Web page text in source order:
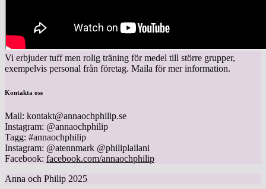
Vi erbjuder tuff men rolig träning för medel till större grupper,
exempelvis personal från företag. Maila för mer information.
Kontakta oss
Mail: kontakt@annaochphilip.se
Instagram: @annaochphilip
Tagg: #annaochphilip
Instagram: @atennmark @philiplailani
Facebook: facebook.com/annaochphilip
Anna och Philip 2025